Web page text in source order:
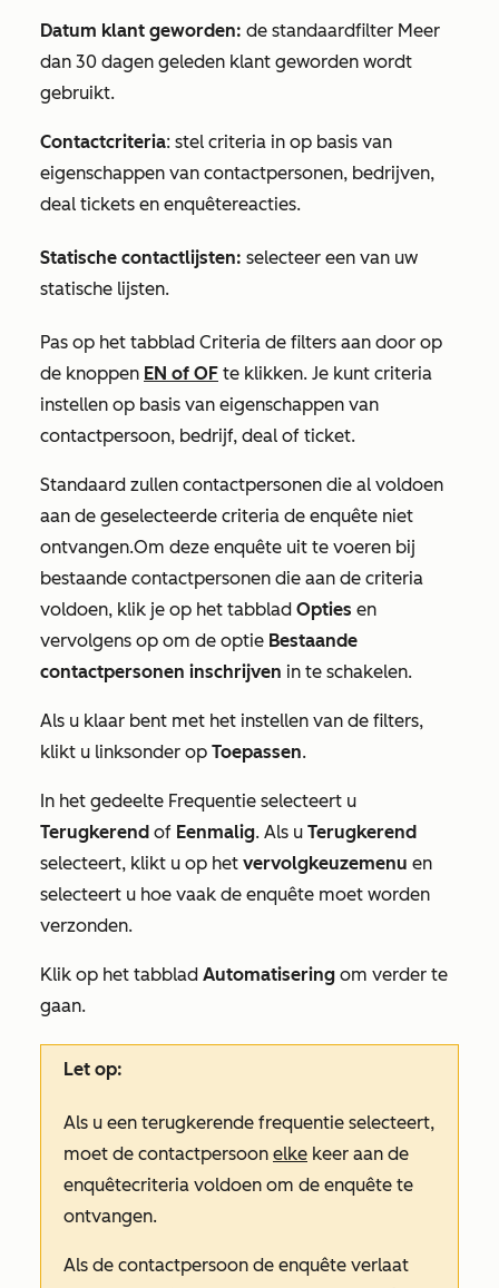
Datum klant geworden: de standaardfilter Meer
dan 30 dagen geleden klant geworden wordt
gebruikt.
Contactcriteria: stel criteria in op basis van
eigenschappen van contactpersonen, bedrijven,
deal tickets en enquêtereacties.
Statische contactlijsten: selecteer een van uw
statische lijsten.
Pas op het tabblad Criteria de filters aan door op
de knoppen EN of OF te klikken. Je kunt criteria
instellen op basis van eigenschappen van
contactpersoon, bedrijf, deal of ticket.
Standaard zullen contactpersonen die al voldoen
aan de geselecteerde criteria de enquête niet
ontvangen.Om deze enquête uit te voeren bij
bestaande contactpersonen die aan de criteria
voldoen, klik je op het tabblad Opties en
vervolgens op om de optie Bestaande
contactpersonen inschrijven in te schakelen.
Als u klaar bent met het instellen van de filters,
klikt u linksonder op Toepassen.
In het gedeelte Frequentie selecteert u
Terugkerend of Eenmalig. Als u Terugkerend
selecteert, klikt u op het vervolgkeuzemenu en
selecteert u hoe vaak de enquête moet worden
verzonden.
Klik op het tabblad Automatisering om verder te
gaan.
Let op:
Als u een terugkerende frequentie selecteert,
moet de contactpersoon elke keer aan de
enquêtecriteria voldoen om de enquête te
ontvangen.
Als de contactpersoon de enquête verlaat